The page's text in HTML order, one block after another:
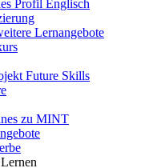
Profil Englisch
Lernangebote
Future Skills
zu MINT